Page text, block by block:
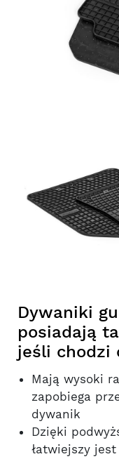
Dywaniki
posiadają
jeśli chodzi
Mają wysoki
zapobiega
dywanik
Dzięki
łatwiejszy